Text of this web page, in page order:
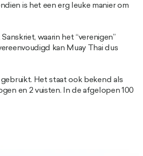
is het een erg leuke manier om
waarin het “verenigen”
kan Muay Thai dus
Het staat ook bekend als
en 2 vuisten. In de afgelopen 100